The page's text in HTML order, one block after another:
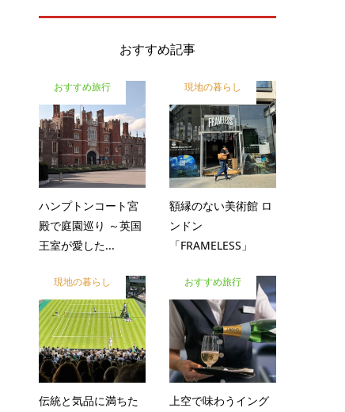
おすすめ記事
おすすめ旅行
ハンプトンコート宮
殿で庭園巡り ～英国
王室が愛した...
現地の暮らし
額縁のない美術館 ロ
ンドン
「FRAMELESS」
現地の暮らし
伝統と気品に満ちた
おすすめ旅行
上空で味わうイング